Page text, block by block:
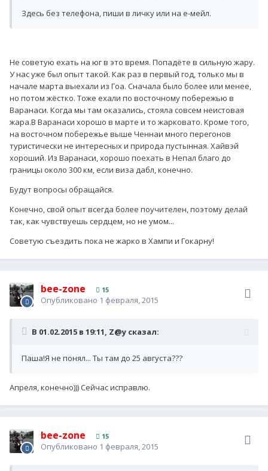
Здесь без телефона, пиши в личку или на е-мейл.
Не советую ехать на юг в это время. Попадёте в сильную жару.
У нас уже был опыт такой. Как раз в первый год, только мы в
начале марта выехали из Гоа. Сначала было более или менее,
но потом жёстко. Тоже ехали по восточному побережью в
Варанаси. Когда мы там оказались, стояла совсем неистовая
жара.В Варанаси хорошо в марте и то жарковато. Кроме того,
на восточном побережье выше Ченнаи много перегонов
туристически не интересных и природа пустынная. Хайвэй
хороший. Из Варанаси, хорошо поехать в Непал благо до
границы около 300 км, если виза дабл, конечно.
Будут вопросы обращайся.
Конечно, свой опыт всегда более поучителен, поэтому делай
так, как чувствуешь сердцем, но не умом...
Советую съездить пока не жарко в Хампи и Гокарну!
bee-zone 15
Опубликовано 1 февраля, 2015
В 01.02.2015 в 19:11, Z@y сказал:
Паша!Я не понял... Ты там до 25 августа???
Апреля, конечно))) Сейчас исправлю.
bee-zone 15
Опубликовано 1 февраля, 2015